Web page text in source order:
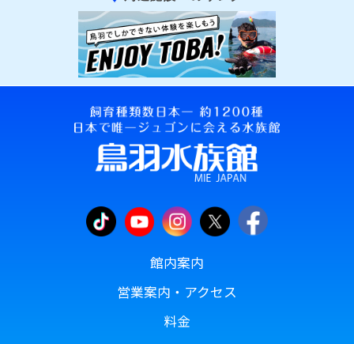
館内案内
営業案内・アクセス
料金